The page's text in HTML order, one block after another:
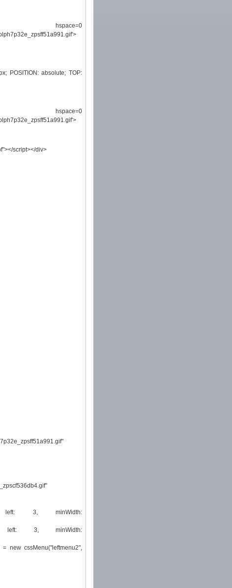
POSITION: absolute; TOP:
script></div>
left: 3, minWidth:
left: 3, minWidth:
new cssMenu("leftmenu2",